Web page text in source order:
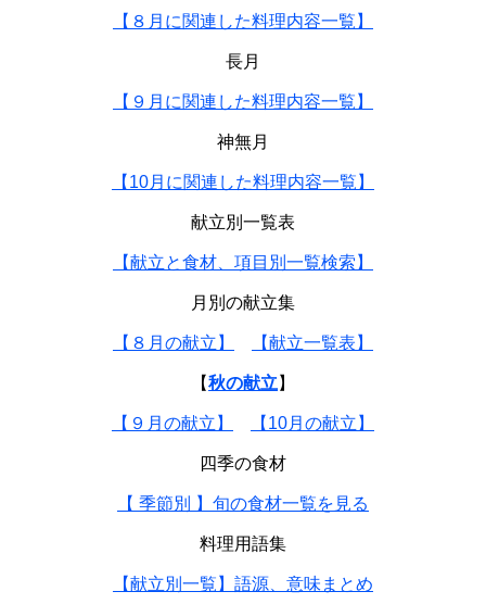
【８月に関連した料理内容一覧】
長月
【９月に関連した料理内容一覧】
神無月
【10月に関連した料理内容一覧】
献立別一覧表
【献立と食材、項目別一覧検索】
月別の献立集
【８月の献立】 【献立一覧表】
【秋の献立 】
【９月の献立】 【10月の献立】
四季の食材
【 季節別 】旬の食材一覧を見る
料理用語集
【献立別一覧】語源、意味まとめ